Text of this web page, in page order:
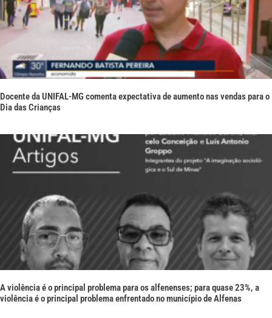
Docente da UNIFAL-MG comenta expectativa de aumento nas vendas para o
Dia das Crianças
A violência é o principal problema para os alfenenses; para quase 23%, a
violência é o principal problema enfrentado no município de Alfenas